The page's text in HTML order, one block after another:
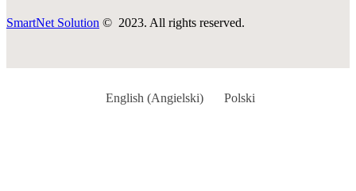
SmartNet Solution © 2023. All rights reserved.
English (Angielski) Polski